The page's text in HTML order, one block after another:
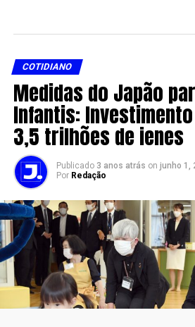
COTIDIANO
Medidas do Japão
Infantis:
3,5 trilhões de ienes
Publicado 3 anos atrás on junho 1,
Por Redação